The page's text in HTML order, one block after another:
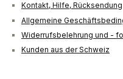
Kontakt, Hilfe, Rücksendung
Allgemeine
Widerrufsbelehrung und -
Kunden aus der Schweiz